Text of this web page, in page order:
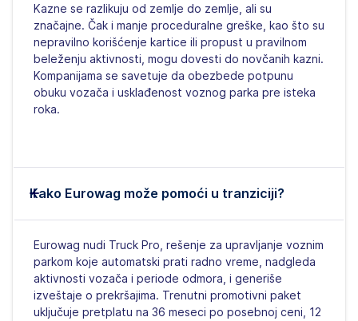
Kazne se razlikuju od zemlje do zemlje, ali su
značajne. Čak i manje proceduralne greške, kao što su
nepravilno korišćenje kartice ili propust u pravilnom
beleženju aktivnosti, mogu dovesti do novčanih kazni.
Kompanijama se savetuje da obezbede potpunu
obuku vozača i usklađenost voznog parka pre isteka
roka.
Kako Eurowag može pomoći u tranziciji?
Eurowag nudi Truck Pro, rešenje za upravljanje voznim
parkom koje automatski prati radno vreme, nadgleda
aktivnosti vozača i periode odmora, i generiše
izveštaje o prekršajima. Trenutni promotivni paket
uključuje pretplatu na 36 meseci po posebnoj ceni, 12